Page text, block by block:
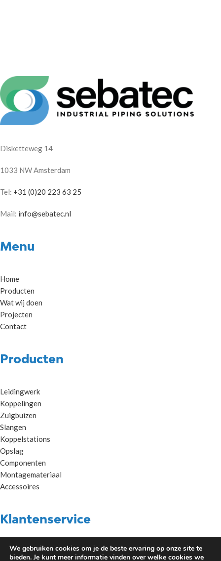
Disketteweg 14
1033 NW Amsterdam
Tel: +31 (0)20 223 63 25
Mail: info@sebatec.nl
Menu
Home
Producten
Wat wij doen
Projecten
Contact
Producten
Leidingwerk
Koppelingen
Zuigbuizen
Slangen
Koppelstations
Opslag
Componenten
Montagemateriaal
Accessoires
Klantenservice
Algemene voorwaarden Metaalunie
We gebruiken cookies om je de beste ervaring op onze site te
bieden. Je kunt meer informatie vinden over welke cookies we